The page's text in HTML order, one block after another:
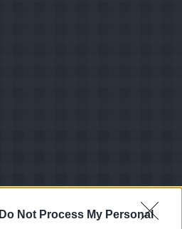
Do Not Process My Personal